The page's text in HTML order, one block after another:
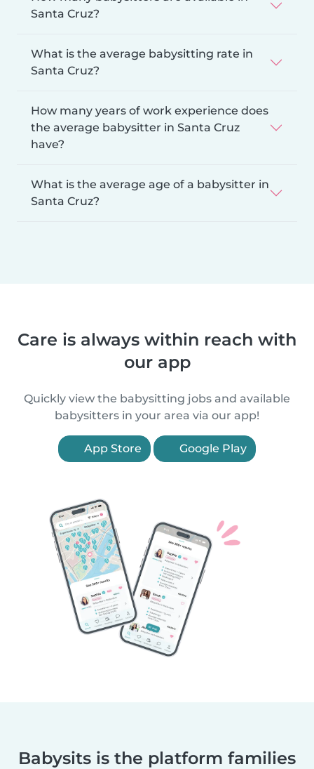
Santa Cruz?
What is the average babysitting rate in
Santa Cruz?
How many years of work experience does
the average babysitter in Santa Cruz
have?
What is the average age of a babysitter in
Santa Cruz?
Care is always within reach with
our app
Quickly view the babysitting jobs and available
babysitters in your area via our app!
App Store Google Play
Babysits is the platform families